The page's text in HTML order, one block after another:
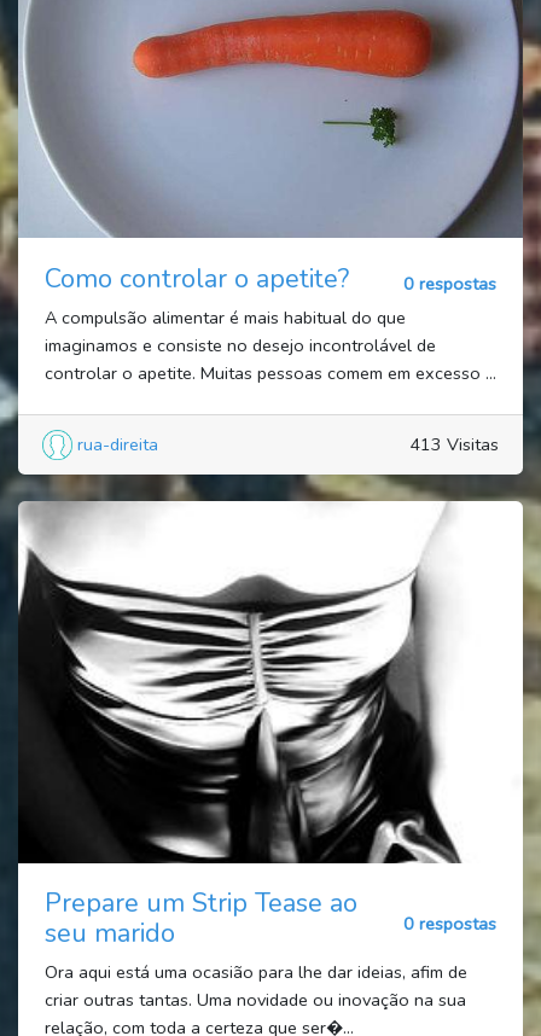
Como controlar o apetite?
0 respostas
A compulsão alimentar é mais habitual do que
imaginamos e consiste no desejo incontrolável de
controlar o apetite. Muitas pessoas comem em excesso ...
rua-direita 413 Visitas
Prepare um Strip Tease ao
seu marido
0 respostas
Ora aqui está uma ocasião para lhe dar ideias, afim de
criar outras tantas. Uma novidade ou inovação na sua
relação, com toda a certeza que ser�...